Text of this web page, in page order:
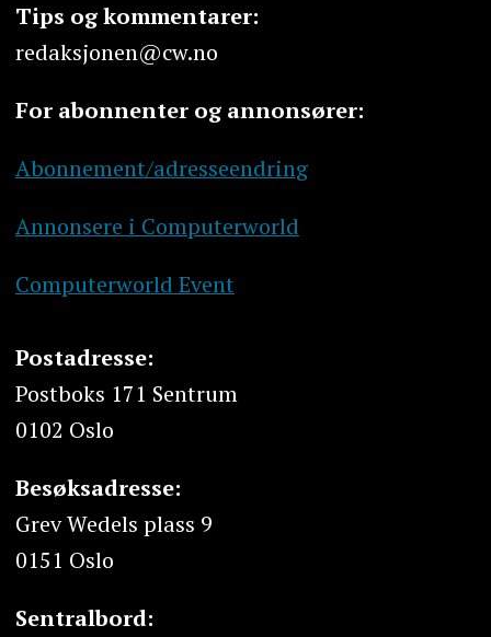
Tips og kommentarer:
redaksjonen@cw.no
For abonnenter og annonsører:
Abonnement/adresseendring
Annonsere i Computerworld
Computerworld Event
Postadresse:
Postboks 171 Sentrum
0102 Oslo
Besøksadresse:
Grev Wedels plass 9
0151 Oslo
Sentralbord: